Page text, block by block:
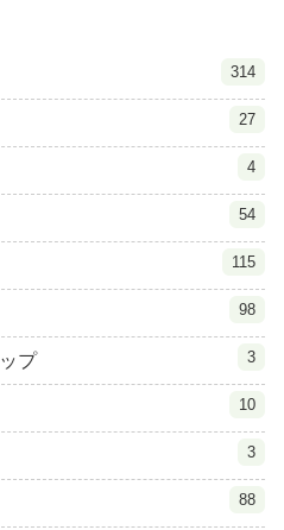
314
27
4
54
115
98
プ 3
10
3
88